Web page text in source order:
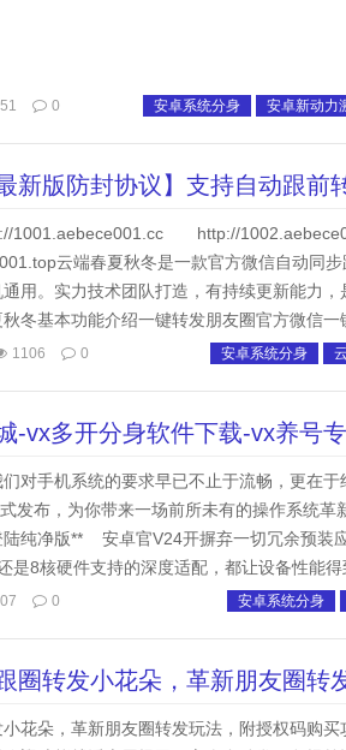
0 安卓系统分身 安卓新动力
新版防封协议】支持自动跟前
1001.aebece001.cc http://
云端春夏秋冬是一款官方微信自动同步
用。实力技术团队打造，有持续更新能力
冬基本功能介绍一键转发朋友圈官方微信一
1106 0 安卓系统分身
-vx多开分身软件下载-vx养号
对手机系统的要求早已不止于流畅，更在
发布，为你带来一场前所未有的操作系统革
纯净版** 安卓官V24开摒弃一切冗余预装
是8核硬件支持的深度适配，都让设备性能
0 安卓系统分身
圈转发小花朵，革新朋友圈转
花朵，革新朋友圈转发玩法，附授权码购